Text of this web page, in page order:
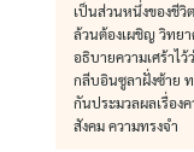
เป็นส่วนหนึ่งของชีวิ
ล้วนต้องเผชิญ วิทยา
อธิบายความเศร้าไ
กลีบอินซูลาฝั่งซ้าย
กันประมวลผลเรื่อง
สังคม ความทรงจำ